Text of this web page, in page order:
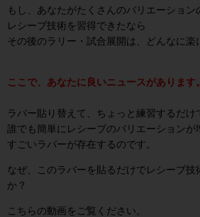
もし、あなたがたくさんのバリエーション
レシーブ技術を習得できたなら
その後のラリー・試合展開は、どんなに楽
ここで、あなたに良いニュースがあります。
ラバー貼り替えて、ちょっと練習するだけ
誰でも簡単にレシーブのバリエーションが
すごいラバーが存在するのです。
なぜ、このラバーを貼るだけでレシーブ技
か？
こちらの動画をご覧ください。